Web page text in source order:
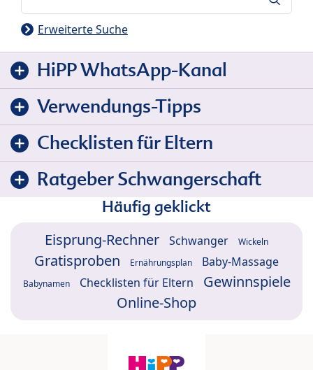
Erweiterte Suche
HiPP WhatsApp-Kanal
Verwendungs-Tipps
Checklisten für Eltern
Ratgeber Schwangerschaft
Häufig geklickt
Eisprung-Rechner Schwanger Wickeln
Gratisproben Ernährungsplan Baby-Massage
Babynamen Checklisten für Eltern
Gewinnspiele
Online-Shop